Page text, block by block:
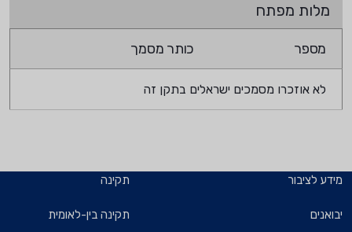
מלות מפתח
מספר כותר מסמך
לא אוזכרו מסמכים ישראלים בתקן זה
מידע לציבור
יבואנים
תקינה
תקינה בין-לאומית